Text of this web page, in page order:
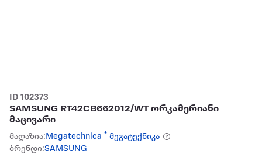
ID 102373
SAMSUNG RT42CB662012/WT ორკამერიანი
მაცივარი
მაღაზია: Megatechnica * მეგატექნიკა
ბრენდი:SAMSUNG